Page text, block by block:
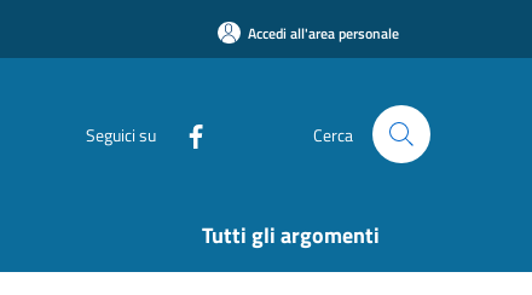
Accedi all'area personale
Seguici su Cerca
Tutti gli argomenti